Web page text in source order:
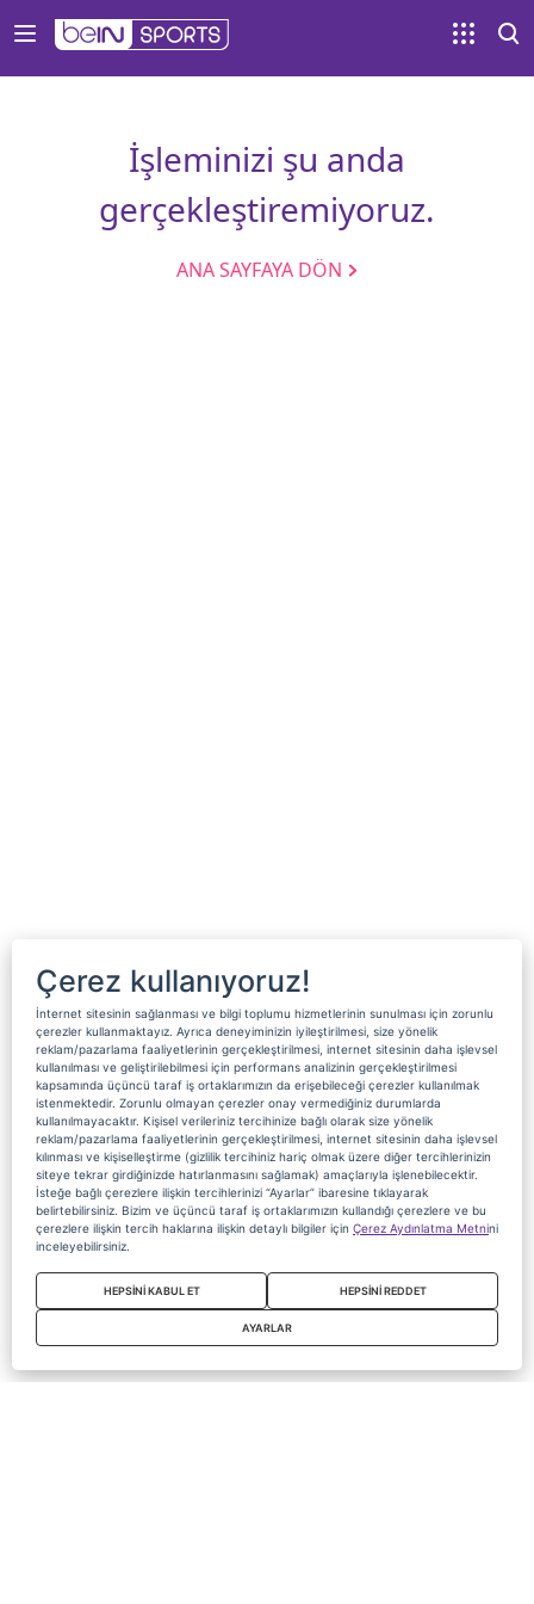
İşleminizi şu anda
gerçekleştiremiyoruz.
ANA SAYFAYA DÖN
Çerez kullanıyoruz!
İnternet sitesinin sağlanması ve bilgi toplumu hizmetlerinin sunulması için zorunlu
çerezler kullanmaktayız. Ayrıca deneyiminizin iyileştirilmesi, size yönelik
reklam/pazarlama faaliyetlerinin gerçekleştirilmesi, internet sitesinin daha işlevsel
kullanılması ve geliştirilebilmesi için performans analizinin gerçekleştirilmesi
kapsamında üçüncü taraf iş ortaklarımızın da erişebileceği çerezler kullanılmak
istenmektedir. Zorunlu olmayan çerezler onay vermediğiniz durumlarda
kullanılmayacaktır. Kişisel verileriniz tercihinize bağlı olarak size yönelik
reklam/pazarlama faaliyetlerinin gerçekleştirilmesi, internet sitesinin daha işlevsel
kılınması ve kişiselleştirme (gizlilik tercihiniz hariç olmak üzere diğer tercihlerinizin
siteye tekrar girdiğinizde hatırlanmasını sağlamak) amaçlarıyla işlenebilecektir.
İsteğe bağlı çerezlere ilişkin tercihlerinizi “Ayarlar” ibaresine tıklayarak
belirtebilirsiniz. Bizim ve üçüncü taraf iş ortaklarımızın kullandığı çerezlere ve bu
çerezlere ilişkin tercih haklarına ilişkin detaylı bilgiler için Çerez Aydınlatma Metnini
inceleyebilirsiniz.
HEPSİNİ KABUL ET HEPSİNİ REDDET
AYARLAR